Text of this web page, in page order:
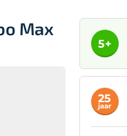
Max
5+
25
jaar